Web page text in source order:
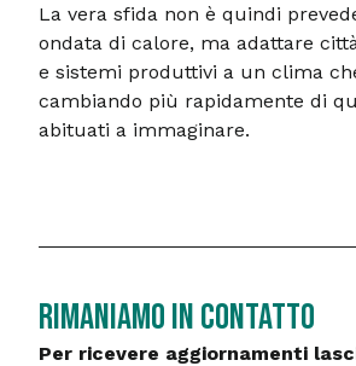
La vera sfida non è quindi
ondata di calore, ma adattare
e sistemi produttivi a un clima
cambiando più rapidamente di
abituati a immaginare.
RIMANIAMO IN CONTATTO
Per ricevere aggiornamenti